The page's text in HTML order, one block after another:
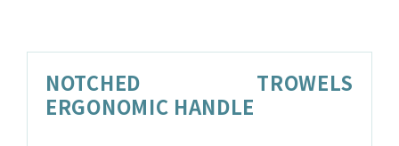
NOTCHED TROWELS
ERGONOMIC HANDLE